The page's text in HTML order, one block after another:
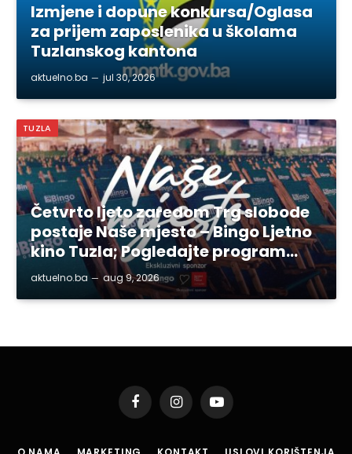
Izmjene i dopune konkursa/Oglasa
za prijem zaposlenika u školama
Tuzlanskog kantona
aktuelno.ba jul 30, 2026
TUZLA
Četvrto ljeto zaredom Trg slobode
postaje Naše mjesto – Bingo Ljetno
kino Tuzla; Pogledajte program…
aktuelno.ba aug 9, 2026
FacebookInstagramYouTube